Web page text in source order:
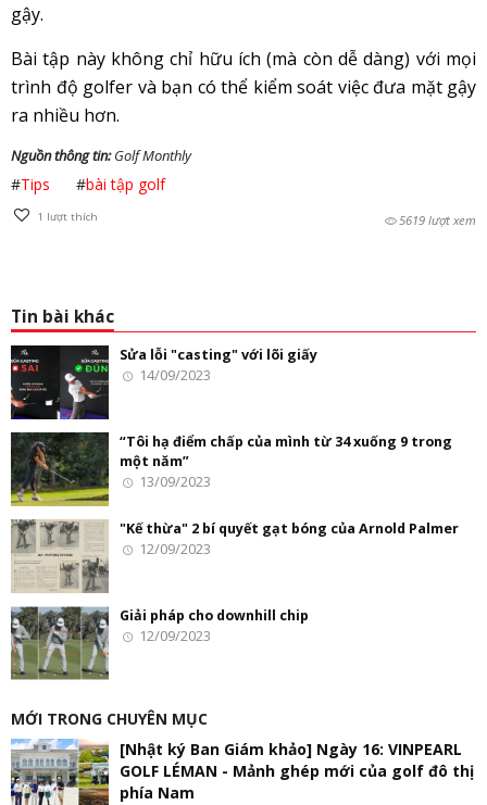
gậy.
Bài tập này không chỉ hữu ích (mà còn dễ dàng) với mọi
trình độ golfer và bạn có thể kiểm soát việc đưa mặt gậy
ra nhiều hơn.
Nguồn thông tin:Golf Monthly
#Tips #bài tập golf
1 lượt thích 5619 lượt xem
Tin bài khác
Sửa lỗi "casting" với lõi giấy
14/09/2023
“Tôi hạ điểm chấp của mình từ 34 xuống 9 trong
một năm”
13/09/2023
"Kế thừa" 2 bí quyết gạt bóng của Arnold Palmer
12/09/2023
Giải pháp cho downhill chip
12/09/2023
MỚI TRONG CHUYÊN MỤC
[Nhật ký Ban Giám khảo] Ngày 16: VINPEARL
GOLF LÉMAN - Mảnh ghép mới của golf đô thị
phía Nam